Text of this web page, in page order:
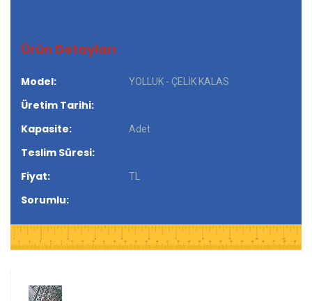
Ürün Detayları
Model: YOLLUK - ÇELİK KALAS
Üretim Tarihi:
Kapasite:
Adet
Teslim Süresi:
Fiyat:
TL
Sorumlu: